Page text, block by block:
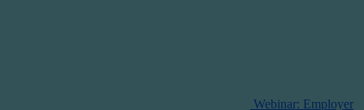
Webinar: Employer